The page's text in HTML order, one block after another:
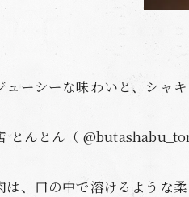
ューシーな味わいと、シャ
とんとん（
は、口の中で溶けるような